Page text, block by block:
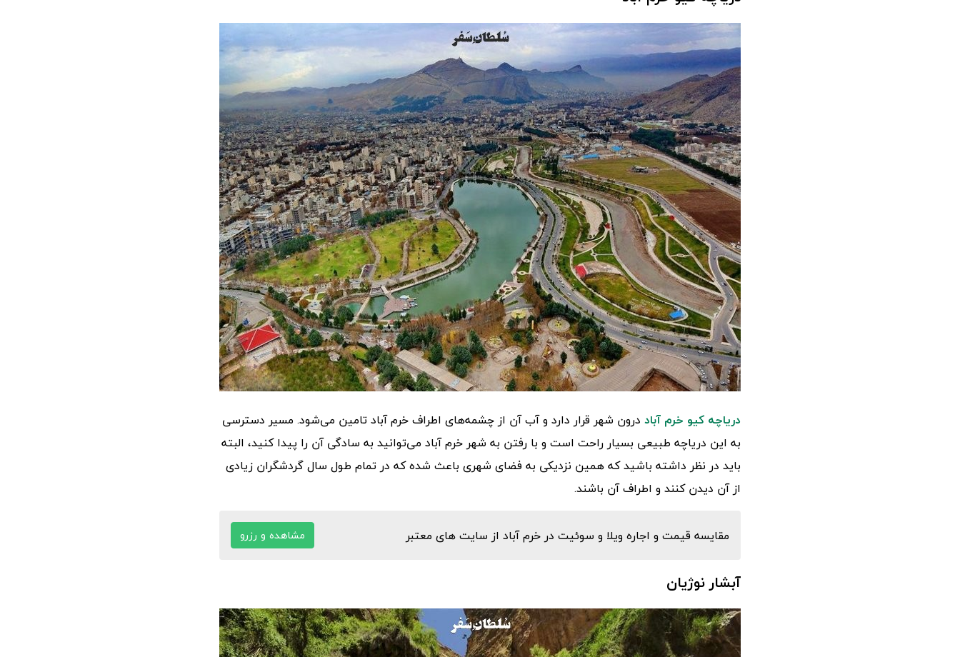
دریاچه کیو خرم آباد درون شهر قرار دارد و آب آن از چشمه‌های اطراف خرم آباد تامین می‌شود. مسیر دسترسی
به این دریاچه طبیعی بسیار راحت است و با رفتن به شهر خرم آباد می‌توانید به سادگی آن را پیدا کنید، البته
باید در نظر داشته باشید که همین نزدیکی به فضای شهری باعث شده که در تمام طول سال گردشگران زیادی
از آن دیدن کنند و اطراف آن باشند.
مقایسه قیمت و اجاره ویلا و سوئیت در خرم آباد از سایت های معتبر مشاهده و رزرو
آبشار نوژیان